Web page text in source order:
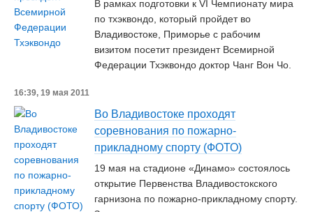
В рамках подготовки к VI Чемпионату мира
по тхэквондо, который пройдет во
Владивостоке, Приморье с рабочим
визитом посетит президент Всемирной
Федерации Тхэквондо доктор Чанг Вон Чо.
16:39, 19 мая 2011
Во Владивостоке проходят
соревнования по пожарно-
прикладному спорту (ФОТО)
19 мая на стадионе «Динамо» состоялось
открытие Первенства Владивостокского
гарнизона по пожарно-прикладному спорту.